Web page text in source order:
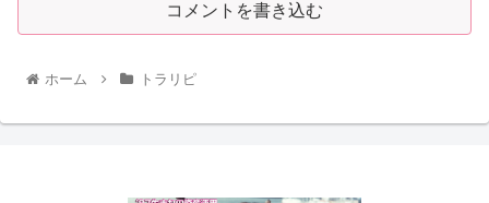
コメントを書き込む
ホーム トラリピ